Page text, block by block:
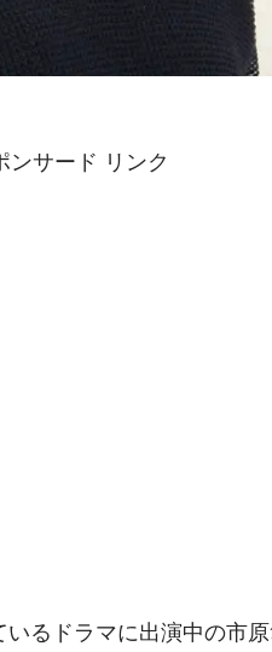
ンサード リンク
るドラマに出演中の市原